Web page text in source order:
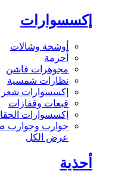
إكسسوارات
أوشحة وشالات
أحزمة
مجوهرات فاشن
نظارات شمسية
إكسسوارات شعر
قبعات وقفازات
إكسسوارات
جوارب وجوارب
عرض الكل
أحذية